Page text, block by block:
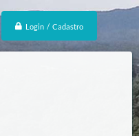
Login / Cadastro